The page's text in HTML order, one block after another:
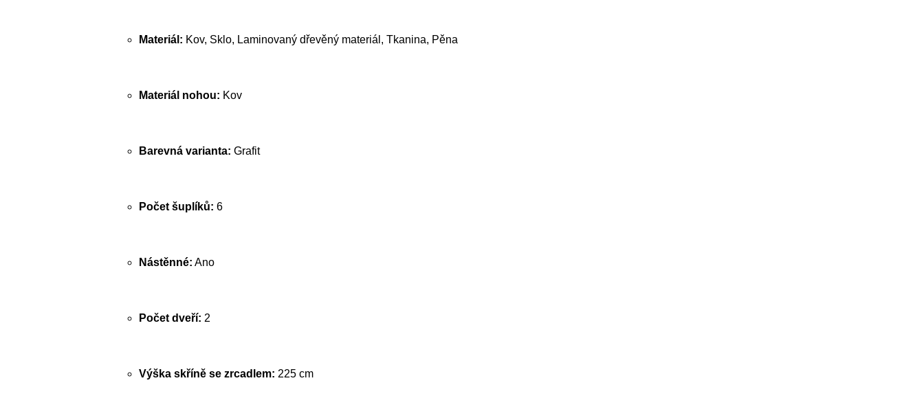
Materiál: Kov, Sklo, Laminovaný dřevěný materiál, Tkanina, Pěna
Materiál nohou: Kov
Barevná varianta: Grafit
Počet šuplíků: 6
Nástěnné: Ano
Počet dveří: 2
Výška skříně se zrcadlem: 225 cm